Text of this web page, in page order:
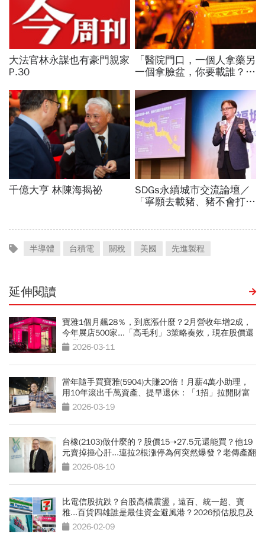
半導體 台積電 關稅 美國 先進製程
延伸閱讀
寶雅1個月飆28％，到底漲什麼？2月營收年增2成，
今年展店500家...「高毛利」3策略奏效，現在股價還
夠甜？
2026-03-11
當年隨手買寶雅(5904)大賺20倍！月薪4萬小助理，
用10年滾出千萬資產、提早退休：「1招」拉開財富
差距2026-03-19
台橡(2103)做什麼的？股價15➝27.5元還能買？他19
元賣掉捶心肝...連拉2根漲停為何突然爆發？老傳產翻
身3關鍵
2026-08-10
比電信股抗跌？台股高檔震盪，遠百、統一超、寶
雅...百貨四雄誰是最佳資金避風港？2026預估股息及
殖利率曝光
2026-02-09